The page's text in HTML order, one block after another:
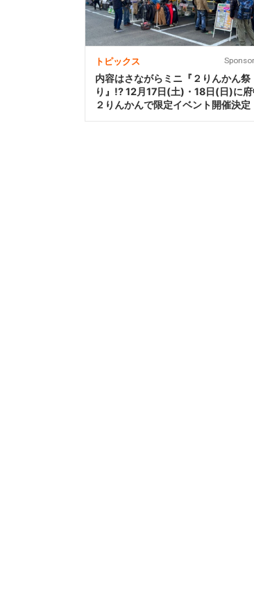
トピックス
内容はさながらミニ『２りんかん祭
り』!? 12月17日(土)・18日(日)に府
２りんかんで限定イベント開催決定